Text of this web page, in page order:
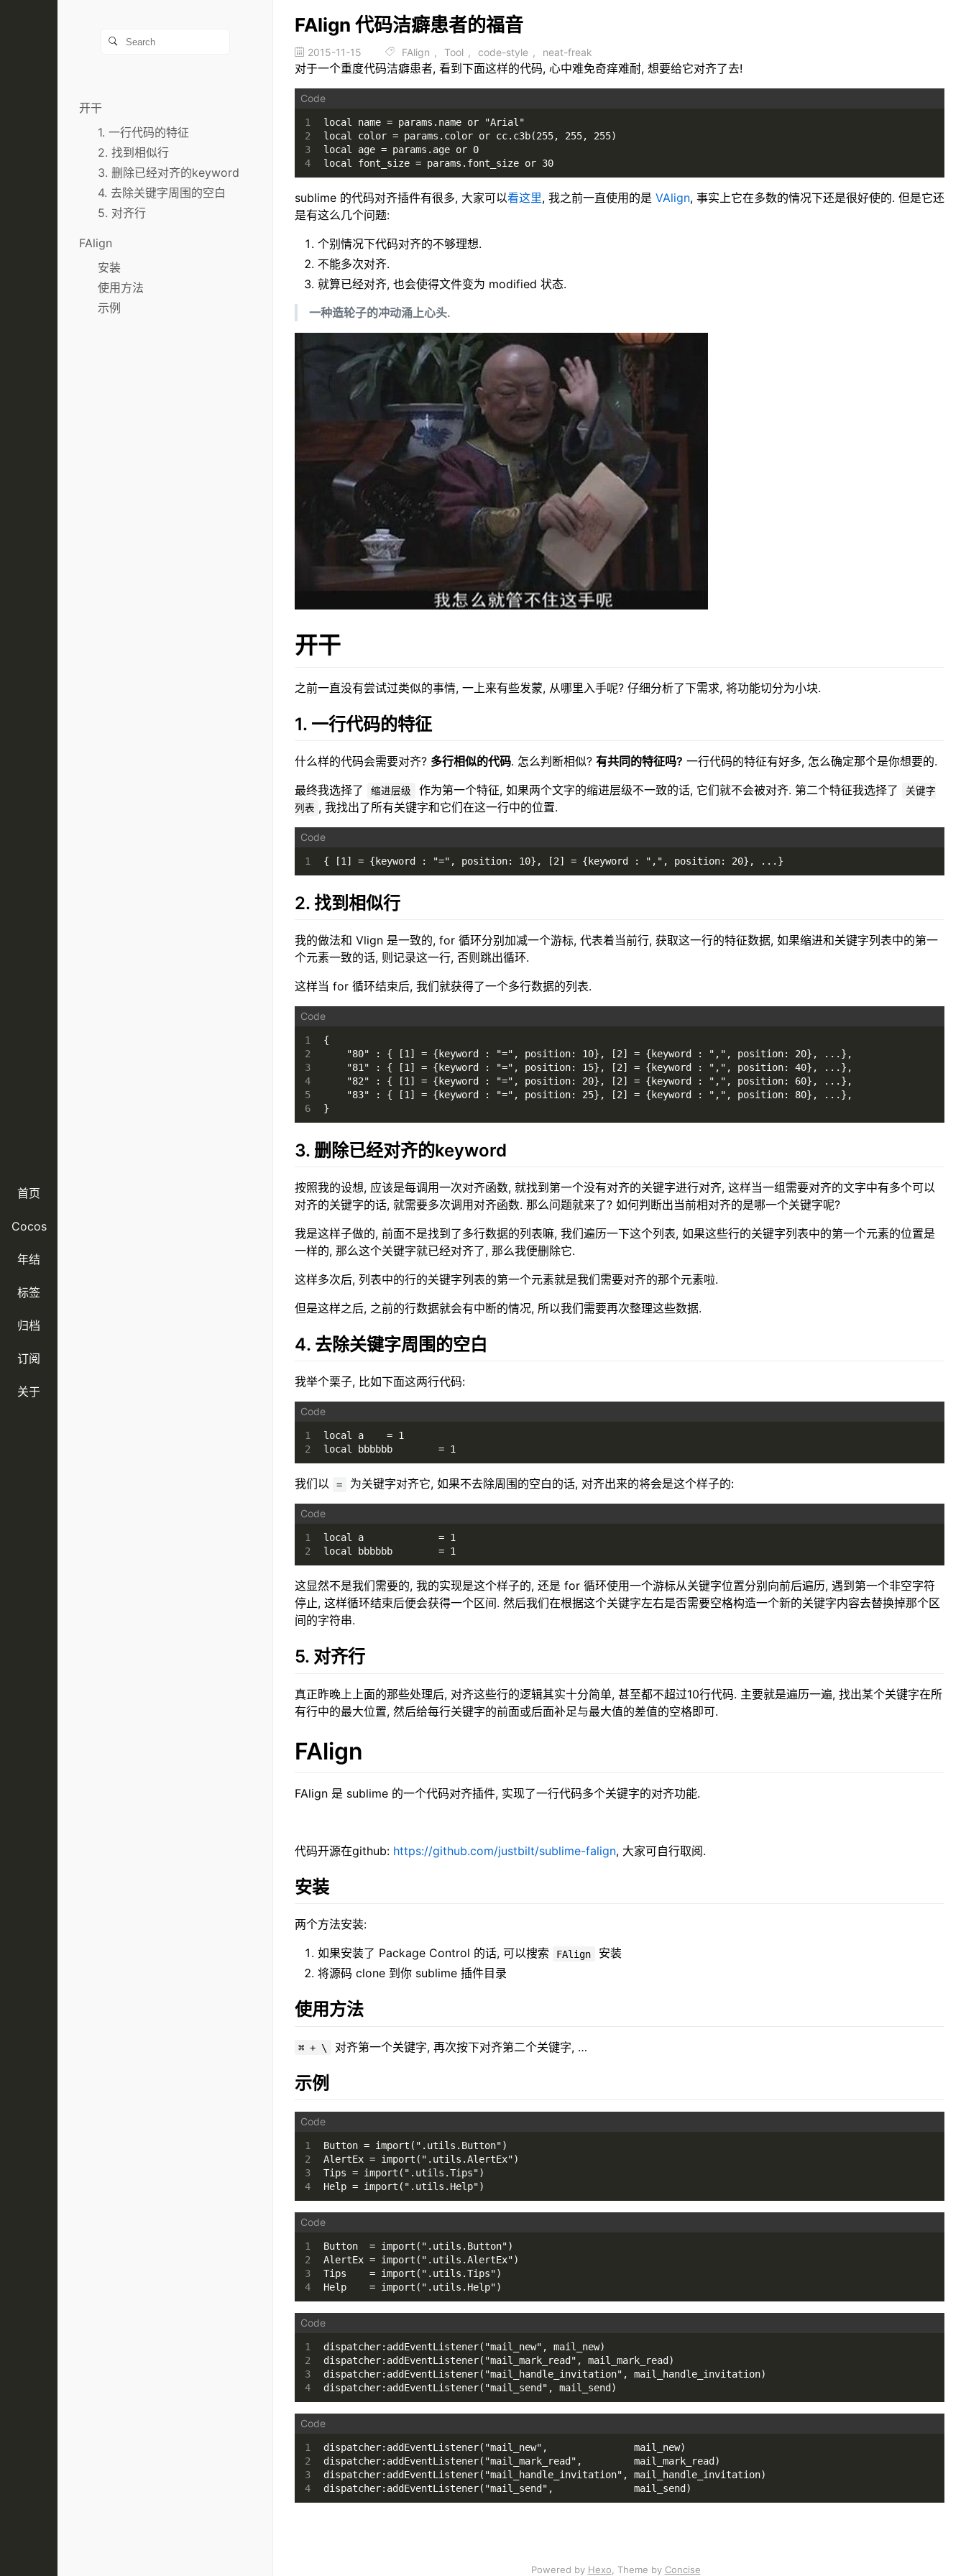
首页
Cocos
年结
标签
归档
订阅
关于
开干
1. 一行代码的特征
2. 找到相似行
3. 删除已经对齐的keyword
4. 去除关键字周围的空白
5. 对齐行
FAlign
安装
使用方法
示例
FAlign 代码洁癖患者的福音
2015-11-15 FAlign , Tool , code-style , neat-freak
对于一个重度代码洁癖患者, 看到下面这样的代码, 心中难免奇痒难耐, 想要给它对齐了去!
1
2
3
4
local name = params.name or "Arial"
local color = params.color or cc.c3b(255, 255, 255)
local age = params.age or 0
local font_size = params.font_size or 30
sublime 的代码对齐插件有很多, 大家可以看这里, 我之前一直使用的是 VAlign, 事实上它在多数的情况下还是很好使的. 但是它还
是有这么几个问题:
个别情况下代码对齐的不够理想.
不能多次对齐.
就算已经对齐, 也会使得文件变为 modified 状态.
一种造轮子的冲动涌上心头.
开干
之前一直没有尝试过类似的事情, 一上来有些发蒙, 从哪里入手呢? 仔细分析了下需求, 将功能切分为小块.
1. 一行代码的特征
什么样的代码会需要对齐? 多行相似的代码. 怎么判断相似? 有共同的特征吗? 一行代码的特征有好多, 怎么确定那个是你想要的.
最终我选择了
缩进层级 作为第一个特征, 如果两个文字的缩进层级不一致的话, 它们就不会被对齐. 第二个特征我选择了
关键字
列表 , 我找出了所有关键字和它们在这一行中的位置.
1 { [1] = {keyword : "=", position: 10}, [2] = {keyword : ",", position: 20}, ...}
2. 找到相似行
我的做法和 Vlign 是一致的, for 循环分别加减一个游标, 代表着当前行, 获取这一行的特征数据, 如果缩进和关键字列表中的第一
个元素一致的话, 则记录这一行, 否则跳出循环.
这样当 for 循环结束后, 我们就获得了一个多行数据的列表.
1
2
3
4
5
6
{
    "80" : { [1] = {keyword : "=", position: 10}, [2] = {keyword : ",", position: 20}, ...},
    "81" : { [1] = {keyword : "=", position: 15}, [2] = {keyword : ",", position: 40}, ...},
    "82" : { [1] = {keyword : "=", position: 20}, [2] = {keyword : ",", position: 60}, ...},
    "83" : { [1] = {keyword : "=", position: 25}, [2] = {keyword : ",", position: 80}, ...},
}
3. 删除已经对齐的keyword
按照我的设想, 应该是每调用一次对齐函数, 就找到第一个没有对齐的关键字进行对齐, 这样当一组需要对齐的文字中有多个可以
对齐的关键字的话, 就需要多次调用对齐函数. 那么问题就来了? 如何判断出当前相对齐的是哪一个关键字呢?
我是这样子做的, 前面不是找到了多行数据的列表嘛, 我们遍历一下这个列表, 如果这些行的关键字列表中的第一个元素的位置是
一样的, 那么这个关键字就已经对齐了, 那么我便删除它.
这样多次后, 列表中的行的关键字列表的第一个元素就是我们需要对齐的那个元素啦.
但是这样之后, 之前的行数据就会有中断的情况, 所以我们需要再次整理这些数据.
4. 去除关键字周围的空白
我举个栗子, 比如下面这两行代码:
1
2
local a    = 1
local bbbbbb        = 1
我们以 = 为关键字对齐它, 如果不去除周围的空白的话, 对齐出来的将会是这个样子的:
1
2
local a             = 1
local bbbbbb        = 1
这显然不是我们需要的, 我的实现是这个样子的, 还是 for 循环使用一个游标从关键字位置分别向前后遍历, 遇到第一个非空字符
停止, 这样循环结束后便会获得一个区间. 然后我们在根据这个关键字左右是否需要空格构造一个新的关键字内容去替换掉那个区
间的字符串.
5. 对齐行
真正昨晚上上面的那些处理后, 对齐这些行的逻辑其实十分简单, 甚至都不超过10行代码. 主要就是遍历一遍, 找出某个关键字在所
有行中的最大位置, 然后给每行关键字的前面或后面补足与最大值的差值的空格即可.
FAlign
FAlign 是 sublime 的一个代码对齐插件, 实现了一行代码多个关键字的对齐功能.
代码开源在github: https://github.com/justbilt/sublime-falign, 大家可自行取阅.
安装
两个方法安装:
如果安装了 Package Control 的话, 可以搜索
FAlign
安装
将源码 clone 到你 sublime 插件目录
使用方法
⌘ + \ 对齐第一个关键字, 再次按下对齐第二个关键字, …
示例
1
2
3
4
Button = import(".utils.Button")
AlertEx = import(".utils.AlertEx")
Tips = import(".utils.Tips")
Help = import(".utils.Help")
1
2
3
4
Button  = import(".utils.Button")
AlertEx = import(".utils.AlertEx")
Tips    = import(".utils.Tips")
Help    = import(".utils.Help")
1
2
3
4
dispatcher:addEventListener("mail_new", mail_new)
dispatcher:addEventListener("mail_mark_read", mail_mark_read)
dispatcher:addEventListener("mail_handle_invitation", mail_handle_invitation)
dispatcher:addEventListener("mail_send", mail_send)
1
2
3
4
dispatcher:addEventListener("mail_new",               mail_new)
dispatcher:addEventListener("mail_mark_read",         mail_mark_read)
dispatcher:addEventListener("mail_handle_invitation", mail_handle_invitation)
dispatcher:addEventListener("mail_send",              mail_send)
Powered by Hexo , Theme by Concise